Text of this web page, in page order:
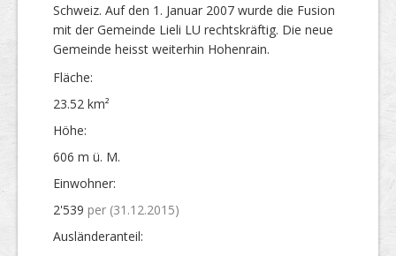
Schweiz. Auf den 1. Januar 2007 wurde die Fusion
mit der Gemeinde Lieli LU rechtskräftig. Die neue
Gemeinde heisst weiterhin Hohenrain.
Fläche:
23.52 km²
Höhe:
606 m ü. M.
Einwohner:
2'539 per (31.12.2015)
Ausländer­anteil: